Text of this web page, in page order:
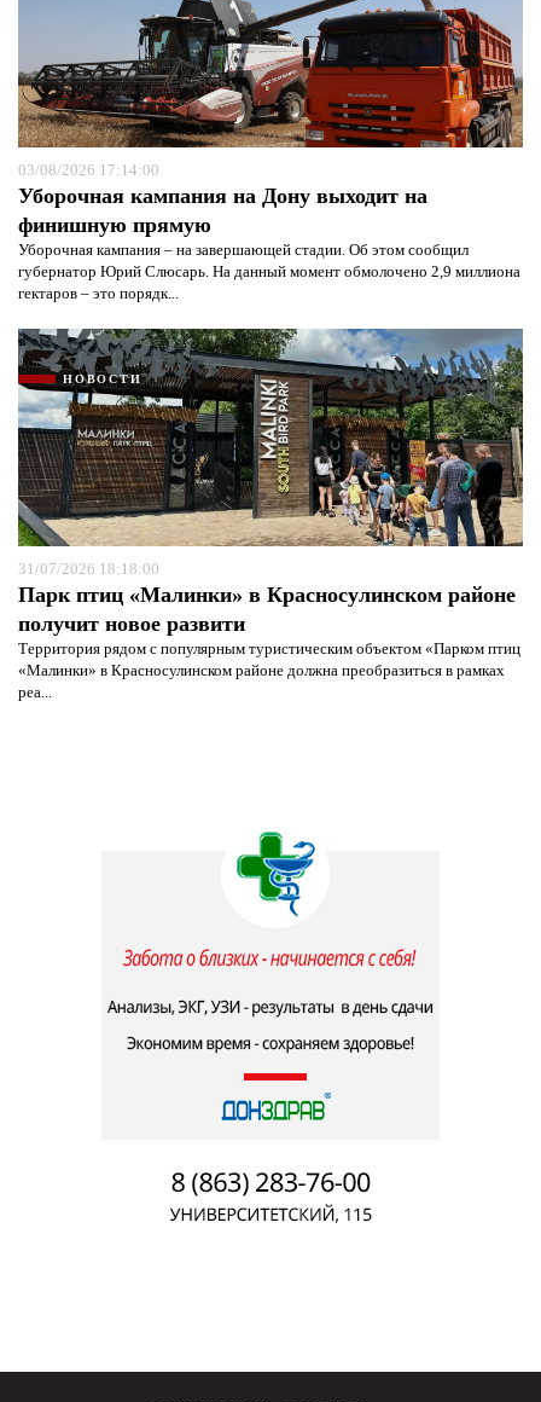
03/08/2026 17:14:00
Уборочная кампания на Дону выходит на
финишную прямую
Уборочная кампания – на завершающей стадии. Об этом сообщил
губернатор Юрий Слюсарь. На данный момент обмолочено 2,9 миллиона
гектаров – это порядк...
НОВОСТИ
31/07/2026 18:18:00
Парк птиц «Малинки» в Красносулинском районе
получит новое развити
Территория рядом с популярным туристическим объектом «Парком птиц
«Малинки» в Красносулинском районе должна преобразиться в рамках
реа...
Я согласен сполитикой конфиденциальности и
защиты информации*
Я согласен с политикой конфиденциальности и
защиты информации*